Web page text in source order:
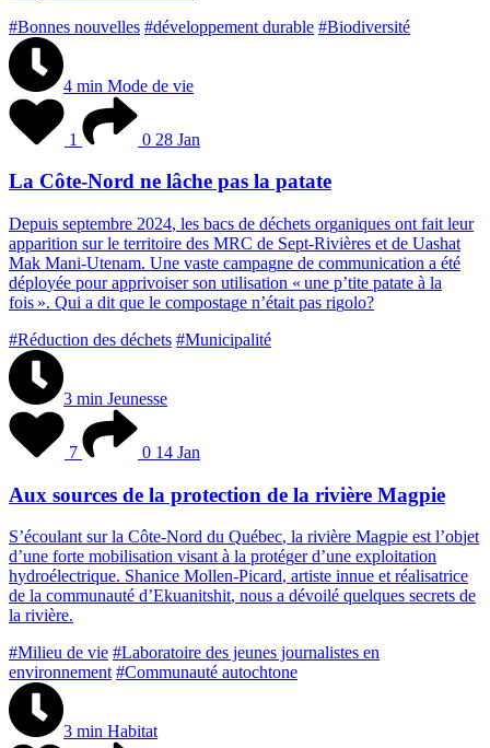
#Bonnes nouvelles #développement durable #Biodiversité
4 min Mode de vie
1 0 28 Jan
La Côte-Nord ne lâche pas la patate
Depuis septembre 2024, les bacs de déchets organiques ont fait leur
apparition sur le territoire des MRC de Sept-Rivières et de Uashat
Mak Mani-Utenam. Une vaste campagne de communication a été
déployée pour apprivoiser son utilisation « une p’tite patate à la
fois ». Qui a dit que le compostage n’était pas rigolo?
#Réduction des déchets #Municipalité
3 min Jeunesse
7 0 14 Jan
Aux sources de la protection de la rivière Magpie
S’écoulant sur la Côte-Nord du Québec, la rivière Magpie est l’objet
d’une forte mobilisation visant à la protéger d’une exploitation
hydroélectrique. Shanice Mollen-Picard, artiste innue et réalisatrice
de la communauté d’Ekuanitshit, nous a dévoilé quelques secrets de
la rivière.
#Milieu de vie #Laboratoire des jeunes journalistes en
environnement #Communauté autochtone
3 min Habitat